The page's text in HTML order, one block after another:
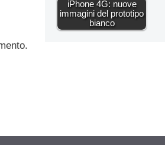
iPhone 4G: nuove
immagini del prototipo
bianco